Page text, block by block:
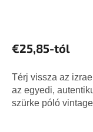
€25,85-tól
Térj vissza az
az egyedi,
szürke póló